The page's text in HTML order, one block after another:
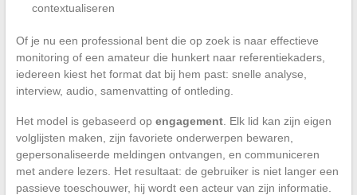
contextualiseren
Of je nu een professional bent die op zoek is naar effectieve
monitoring of een amateur die hunkert naar referentiekaders,
iedereen kiest het format dat bij hem past: snelle analyse,
interview, audio, samenvatting of ontleding.
Het model is gebaseerd op engagement. Elk lid kan zijn eigen
volglijsten maken, zijn favoriete onderwerpen bewaren,
gepersonaliseerde meldingen ontvangen, en communiceren
met andere lezers. Het resultaat: de gebruiker is niet langer een
passieve toeschouwer, hij wordt een acteur van zijn informatie.